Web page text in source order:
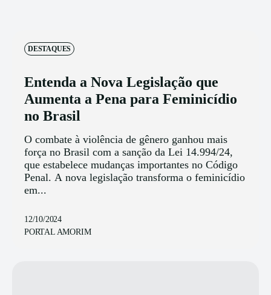
DESTAQUES
Entenda a Nova Legislação que
Aumenta a Pena para Feminicídio
no Brasil
O combate à violência de gênero ganhou mais
força no Brasil com a sanção da Lei 14.994/24,
que estabelece mudanças importantes no Código
Penal. A nova legislação transforma o feminicídio
em...
12/10/2024
PORTAL AMORIM